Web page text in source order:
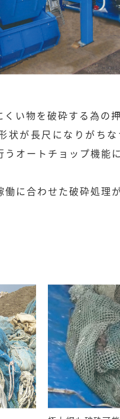
い物を破砕する為の
状が長尺になりがち
オートチョップ機能
に合わせた破砕処理